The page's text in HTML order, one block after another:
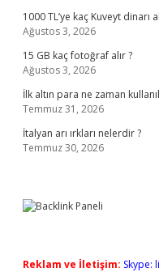
1000 TL’ye kaç Kuveyt dinarı
Ağustos 3, 2026
15 GB kaç fotoğraf alır ?
Ağustos 3, 2026
İlk altın para ne zaman
Temmuz 31, 2026
İtalyan arı ırkları nelerdir ?
Temmuz 30, 2026
Reklam ve İletişim: Skype: